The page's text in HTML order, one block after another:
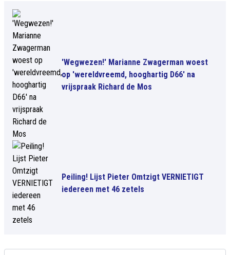
'Wegwezen!' Marianne Zwagerman woest
op 'wereldvreemd, hooghartig D66' na
vrijspraak Richard de Mos
Peiling! Lijst Pieter Omtzigt VERNIETIGT
iedereen met 46 zetels